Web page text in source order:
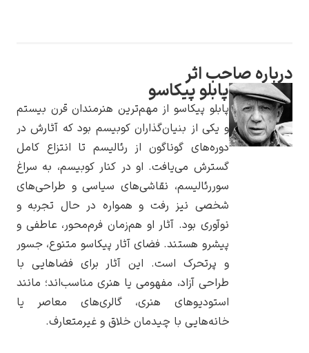
پیر آگوست رنوآر
یوهانس فرمیر
پرفروش‌ترین
صاحب اثر
پابلو پیکاسو
پابلو پیکاسو از مهم‌ترین هنرمندان قرن بیستم
و یکی از بنیان‌گذاران کوبیسم بود که آثارش در
دوره‌های گوناگون از رئالیسم تا انتزاع کامل
گسترش می‌یافت. او در کنار کوبیسم، به سراغ
سوررئالیسم، نقاشی‌های سیاسی و طراحی‌های
شخصی نیز رفت و همواره در حال تجربه و
نوآوری بود. آثار او هم‌زمان فرم‌محور، عاطفی و
پیشرو هستند. فضای آثار پیکاسو متنوع، جسور
و پرتحرک است. این آثار برای فضاهایی با
طراحی آزاد، مفهومی یا هنری مناسب‌اند؛ مانند
استودیوهای هنری، گالری‌های معاصر یا
خانه‌هایی با چیدمان خلاق و غیرمتعارف.